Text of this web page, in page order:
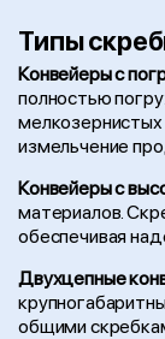
Типы
Конвейеры с
полностью
измельчение
Конвейеры с
материалов.
обеспечивая
Двухцепные
общими